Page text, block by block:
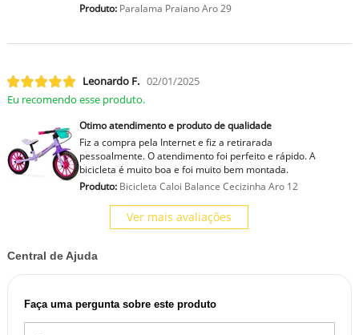
Produto:Paralama Praiano Aro 29
Leonardo F. 02/01/2025
Eu recomendo esse produto.
Otimo atendimento e produto de qualidade
Fiz a compra pela Internet e fiz a retirarada
pessoalmente. O atendimento foi perfeito e rápido. A
bicicleta é muito boa e foi muito bem montada.
Produto:Bicicleta Caloi Balance Cecizinha Aro 12
Ver mais avaliações
Central de Ajuda
Faça uma pergunta sobre este produto